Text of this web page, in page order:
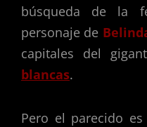
búsqueda de la
personaje de
capitales del
blancas.
Pero el parecido